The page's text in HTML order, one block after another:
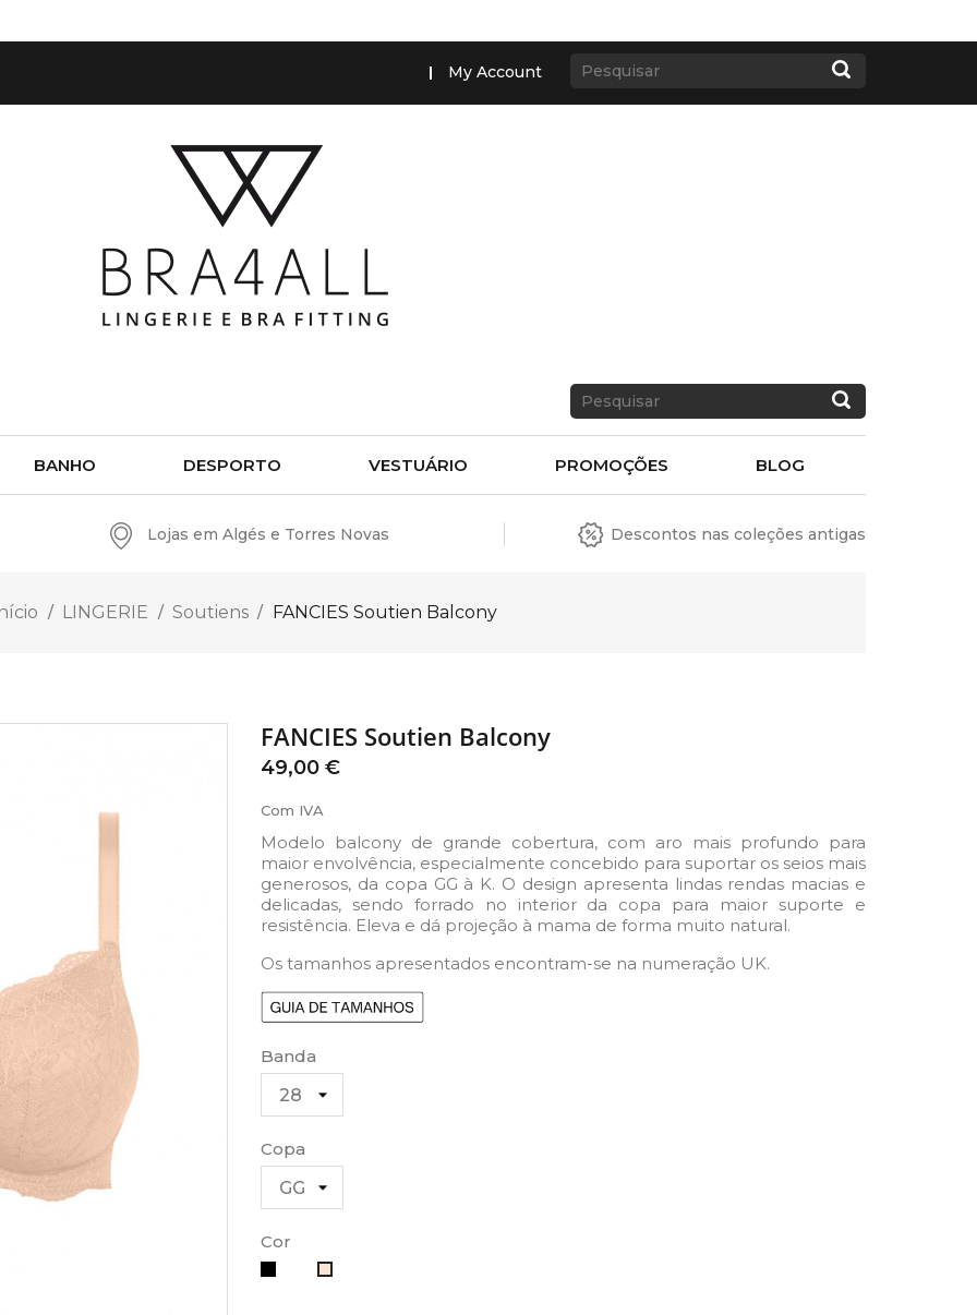
My Account
BANHO DESPORTO VESTUÁRIO PROMOÇÕES BLOG
Lojas em Algés e Torres Novas Descontos nas coleções antigas
LINGERIE Soutiens FANCIES Soutien Balcony
FANCIES Soutien Balcony
49,00 €
Com IVA
Modelo balcony de grande cobertura, com aro mais profundo para
maior envolvência, especialmente concebido para suportar os seios mais
generosos, da copa GG à K. O design apresenta lindas rendas macias e
delicadas, sendo forrado no interior da copa para maior suporte e
resistência. Eleva e dá projeção à mama de forma muito natural.
Os tamanhos apresentados encontram-se na numeração UK.
Banda
Copa
Cor
Branco
Bege